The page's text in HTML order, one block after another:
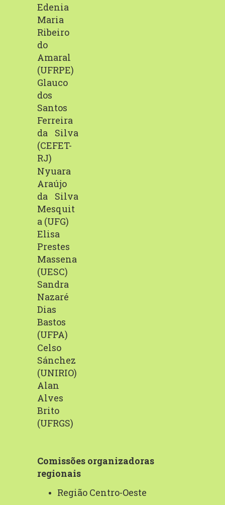
Edenia
Maria
Ribeiro
do
Amaral
(UFRPE)
Glauco
dos
Santos
Ferreira
da
Silva
(CEFET-
RJ)
Nyuara
Araújo
da
Silva
Mesquit
a (UFG)
Elisa
Prestes
Massena
(UESC)
Sandra
Nazaré
Dias
Bastos
(UFPA)
Celso
Sánchez
(UNIRIO)
Alan
Alves
Brito
(UFRGS)
Comissões organizadoras
regionais
Região Centro-Oeste